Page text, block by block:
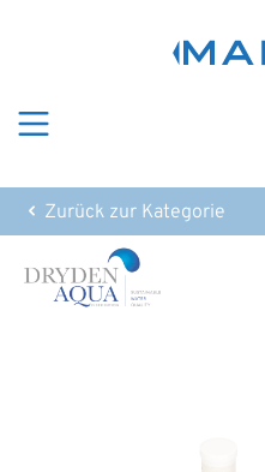
Zurück zur Kategorie